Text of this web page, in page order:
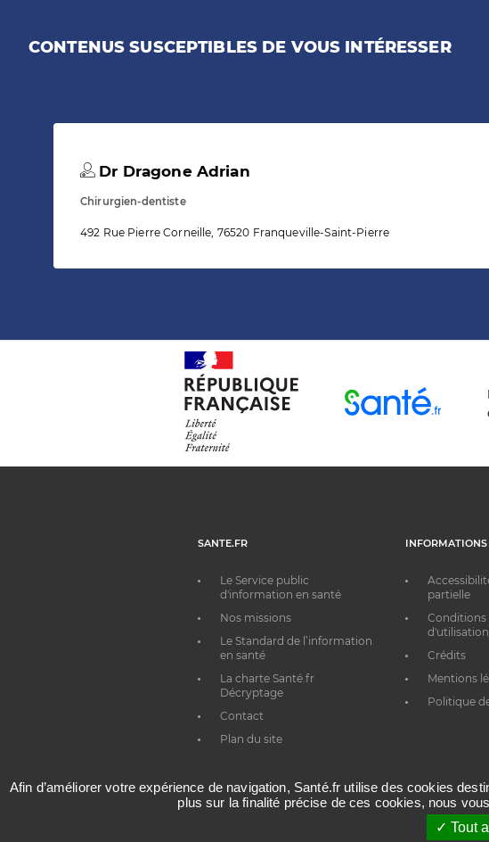
CONTENUS SUSCEPTIBLES DE VOUS INTÉRESSER
Dr Dragone Adrian
Chirurgien-dentiste
492 Rue Pierre Corneille, 76520 Franqueville-Saint-Pierre
SANTE.FR
Le Service public
d'information en santé
Nos missions
Le Standard de l’information
en santé
La charte Santé.fr
Décryptage
Contact
Plan du site
INFORMATIONS
partielle
Conditions
d'utilisation
Crédits
Mentions
Politique
Afin d’améliorer votre expérience de navigation, Santé.fr utilise des cookies
plus sur la finalité précise de ces cookies, nous
Tout